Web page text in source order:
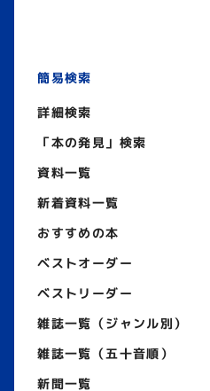
簡易検索
詳細検索
「本の発見」検索
資料一覧
新着資料一覧
おすすめの本
ベストオーダー
ベストリーダー
雑誌一覧（ジャンル別）
雑誌一覧（五十音順）
新聞一覧